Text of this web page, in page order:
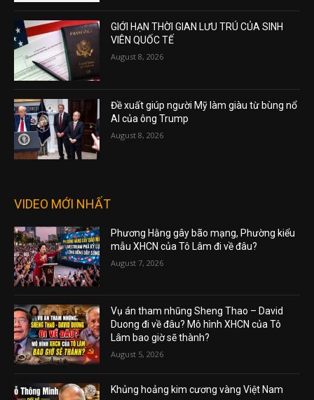
GIỚI HẠN THỜI GIAN LƯU TRÚ CỦA SINH
VIÊN QUỐC TẾ
August 8, 2026
Đề xuất giúp người Mỹ làm giàu từ bùng nổ
AI của ông Trump
August 8, 2026
VIDEO MỚI NHẤT
Phương Hằng gây bão mạng, Phường kiểu
mẫu XHCN của Tô Lâm đi về đâu?
August 7, 2026
Vụ án tham nhũng Sheng Thao – David
Duong đi về đâu? Mô hình XHCN của Tô
Lâm bao giờ sẽ thành?
August 5, 2026
Khủng hoảng kim cương vàng Việt Nam